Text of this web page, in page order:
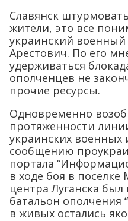
Славянск
жители, это все
украинский военный
Арестович. По его
удерживаться
ополченцев не
прочие ресурсы.
Одновременно
протяженности
украинских
сообщению
портала
в ходе боя в поселке
центра Луганска
батальон ополчения
в живых остались